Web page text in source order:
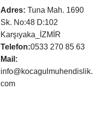
Adres: Tuna Mah. 1690
Sk. No:48 D:102
Karşıyaka_İZMİR
Telefon:0533 270 85 63
Mail:
info@kocagulmuhendislik.
com